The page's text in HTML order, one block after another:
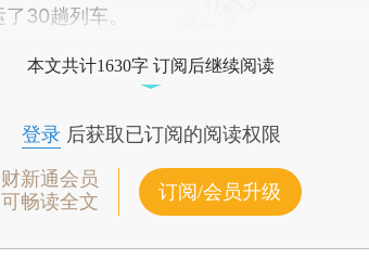
30趟列车。
本文共计1630字 订阅后继续阅读
登录后获取已订阅的阅读权限
财新通会员
可畅读全文
订阅/会员升级